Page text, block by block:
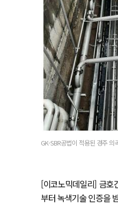
GK-SBR공법이 적용된 경주
[이코노믹데일리] 금호
부터 녹색기술 인증을